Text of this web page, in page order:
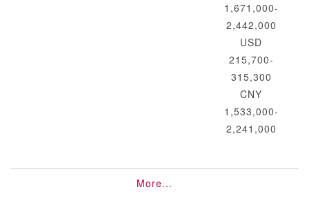
1,671,000-
2,442,000
USD
215,700-
315,300
CNY
1,533,000-
2,241,000
More...